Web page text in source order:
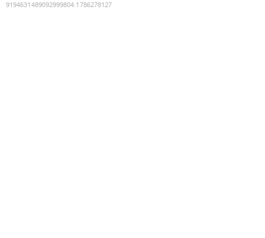
9194631489092999804:1786278127